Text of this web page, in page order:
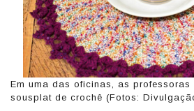
Em uma das oficinas, as
sousplat de crochê (Fotos: